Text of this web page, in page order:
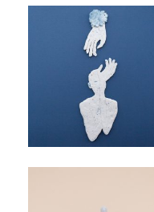
Trust, 2023